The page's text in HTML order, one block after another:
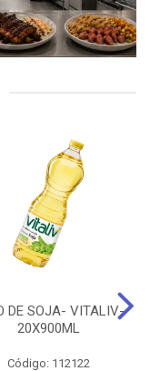
DE SOJA- VITALIV-
20X900ML
Código: 112122